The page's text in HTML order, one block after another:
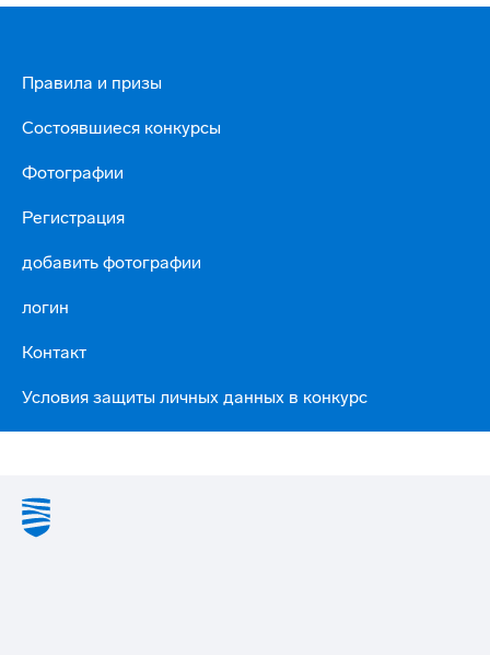
Прaвилa и призы
Состоявшиеся конкурсы
Фотографии
Регистрация
добавить фотографии
логин
Контакт
Условия защиты личных данных в конкурс